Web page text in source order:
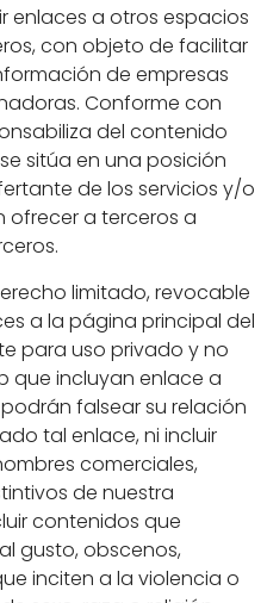
enlaces a otros espacios
con objeto de facilitar
de empresas
Conforme con
del contenido
sitúa en una posición
de los servicios y/o
ofrecer a terceros a
limitado, revocable
a la página principal del
para uso privado y no
que incluyan enlace a
falsear su relación
tal enlace, ni incluir
comerciales,
de nuestra
contenidos que
gusto, obscenos,
inciten a la violencia o